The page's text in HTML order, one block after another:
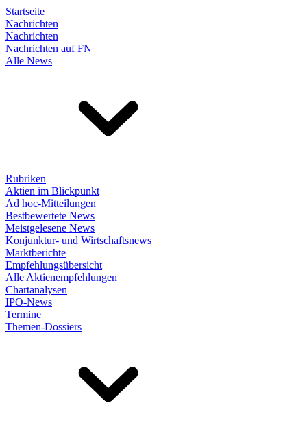
Startseite
Nachrichten
Nachrichten
Nachrichten auf FN
Alle News
Rubriken
Aktien im Blickpunkt
Ad hoc-Mitteilungen
Bestbewertete News
Meistgelesene News
Konjunktur- und Wirtschaftsnews
Marktberichte
Empfehlungsübersicht
Alle Aktienempfehlungen
Chartanalysen
IPO-News
Termine
Themen-Dossiers